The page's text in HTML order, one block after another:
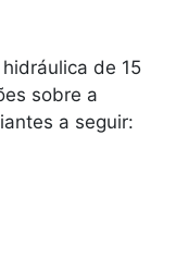
de 15
sobre a
a seguir: